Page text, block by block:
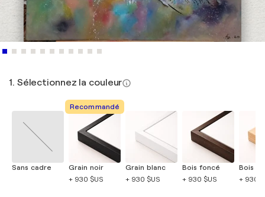
1. Sélectionnez la couleur
Sans cadre
Recommandé
Grain noir
+ 930 $US
Grain blanc
+ 930 $US
Bois foncé
+ 930 $US
Bois
+ 930